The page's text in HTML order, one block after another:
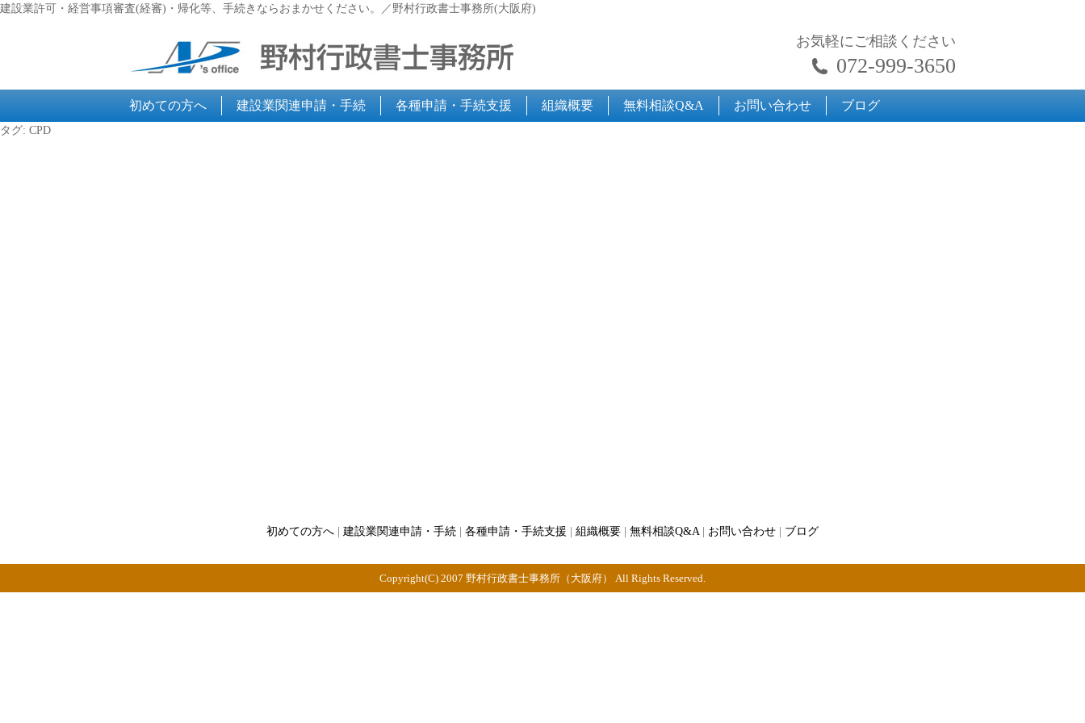
建設業許可・経営事項審査(経審)・帰化等、手続きならおまかせください。／野村行政書士事務所(大阪府)
お気軽にご相談ください
072-999-3650
初めての方へ 建設業関連申請・手続 各種申請・手続支援 組織概要 無料相談Q&A お問い合わせ ブログ
タグ: CPD
初めての方へ 建設業関連申請・手続 各種申請・手続支援 組織概要 無料相談Q&A| お問い合わせ ブログ
Copyright(C) 2007 野村行政書士事務所（大阪府） All Rights Reserved.